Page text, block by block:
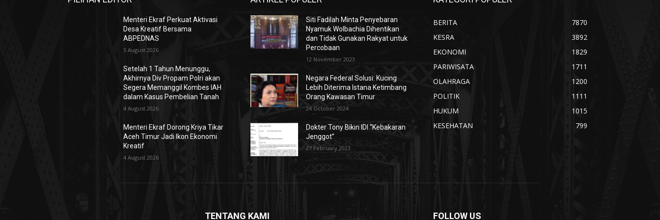
Menteri Ekraf Perkuat Aktivasi
Desa Kreatif Bersama
ABPEDNAS
5 August 2026
Setelah 1 Tahun Menunggu,
Akhirnya Div Propam Polri akan
Segera Memanggil Kombes IAH
dalam Kasus Pembelian Tanah
4 August 2026
Menteri Ekraf Dorong Kriya Tikar
Aceh Timur Jadi Ikon Ekonomi
Kreatif
4 August 2026
Siti Fadilah Minta Penyebaran
Nyamuk Wolbachia Dihentikan
dan Tidak Gunakan Rakyat untuk
Percobaan
12 November 2023
Negara Federal Solusi: Kucing
Lebih Diterima Istana Ketimbang
Orang Kawasan Timur
24 October 2024
Dokter Tony Bikin IDI “Kebakaran
Jenggot”
27 February 2023
BERITA
7870
KESRA
3892
EKONOMI
1829
PARIWISATA
1711
OLAHRAGA
1200
POLITIK
1111
HUKUM
1015
KESEHATAN
799
TENTANG KAMI FOLLOW US